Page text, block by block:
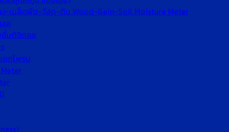
ง-เมล็ดพืช-วัสดุ-ดิน Wood-Gain-Soil Moisture Meter
ล
ชื้นดิจิตอล
กโพรบ